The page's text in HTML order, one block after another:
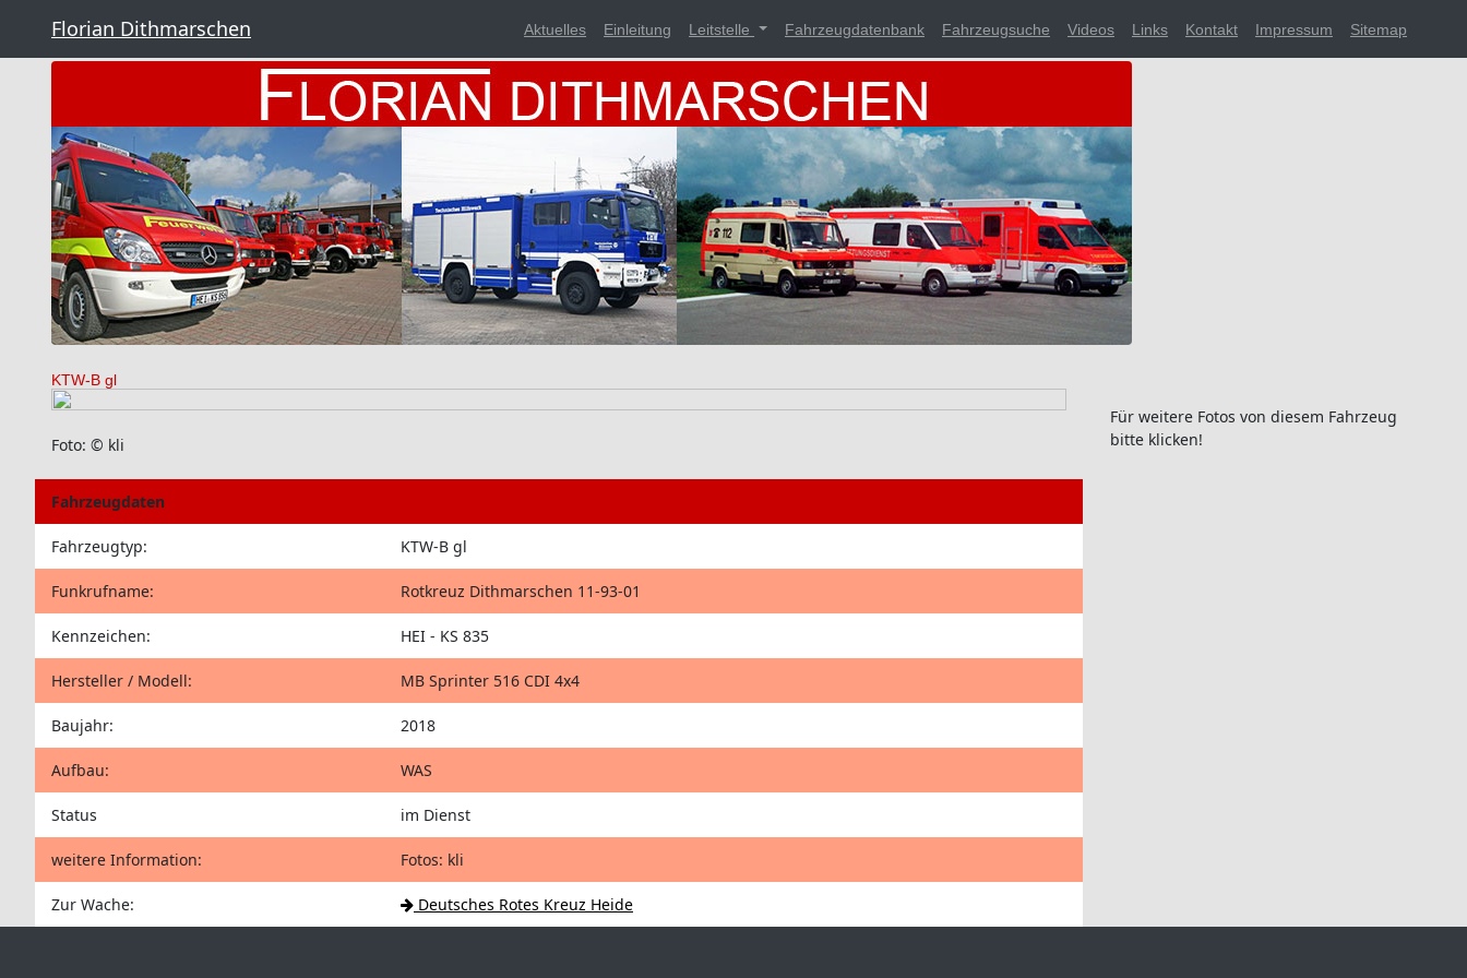
Florian Dithmarschen Aktuelles Einleitung Leitstelle Fahrzeugdatenbank Fahrzeugsuche Videos Links Kontakt Impressum Sitemap
KTW-B gl
Foto: © kli
Fahrzeugdaten
Fahrzeugtyp: KTW-B gl
Funkrufname: Rotkreuz Dithmarschen 11-93-01
Kennzeichen: HEI - KS 835
Hersteller / Modell: MB Sprinter 516 CDI 4x4
Baujahr: 2018
Aufbau: WAS
Status im Dienst
weitere Information: Fotos: kli
Zur Wache: Deutsches Rotes Kreuz Heide
Für weitere Fotos von diesem Fahrzeug
bitte klicken!